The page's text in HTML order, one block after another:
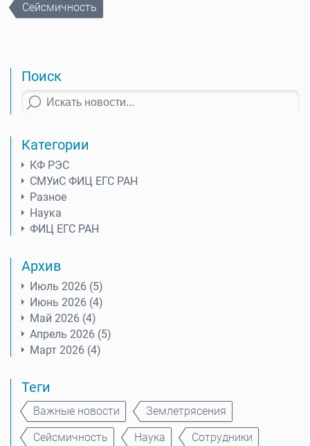
Сейсмичность
Поиск
Категории
КФ РЭС
СМУиС ФИЦ ЕГС РАН
Разное
Наука
ФИЦ ЕГС РАН
Архив
Июль 2026 (5)
Июнь 2026 (4)
Май 2026 (4)
Апрель 2026 (5)
Март 2026 (4)
Теги
Важные новости
Землетрясения
Сейсмичность
Наука Сотрудники